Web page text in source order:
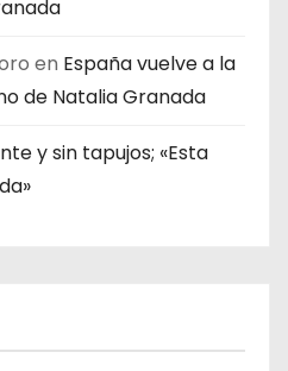
en España vuelve a la
de Natalia Granada
y sin tapujos; «Esta